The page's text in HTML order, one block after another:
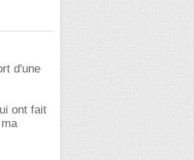
d'une
ont fait